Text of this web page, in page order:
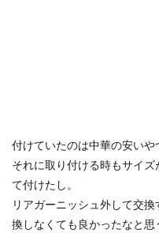
付けていたのは中華の安いや
それに取り付ける時もサイ
て付けたし。
リアガーニッシュ外して交
換しなくても良かったなと思